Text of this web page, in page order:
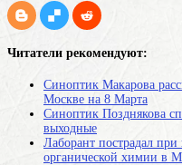
Читатели рекомендуют:
Синоптик Макарова
Москве на 8 Марта
Синоптик Позднякова
выходные
Лаборант пострадал
органической химии в